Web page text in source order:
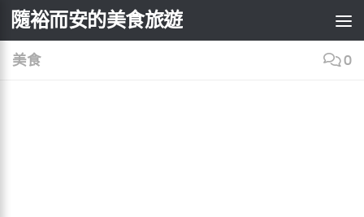
Skip to content
隨裕而安的美食旅遊
美食 0